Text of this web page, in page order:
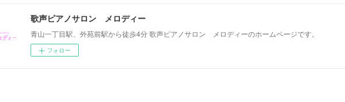
歌声ピアノサロン メロディー
青山一丁目駅、外苑前駅から徒歩4分 歌声ピアノサロン メロディーのホームページです。
フォロー